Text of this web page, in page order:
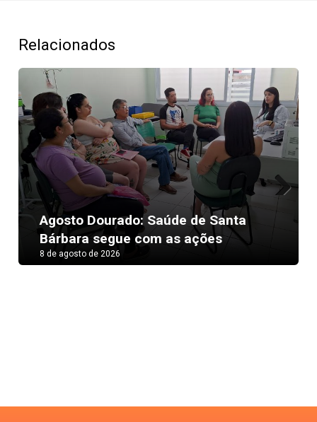
Relacionados
Agosto Dourado: Saúde de Santa
Bárbara segue com as ações
8 de agosto de 2026